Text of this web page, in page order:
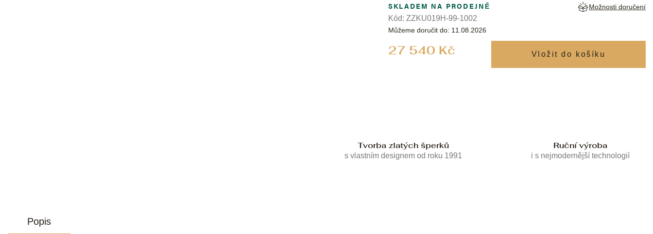
27 540 Kč
SKLADEM NA PRODEJNĚ
Můžeme doručit do: 11.08.2026
Možnosti doručení
Kód: ZZKU019H-99-1002
Tvorba zlatých šperků
s vlastním designem od roku 1991
Ruční výroba
i s nejmodernější technologií
Popis